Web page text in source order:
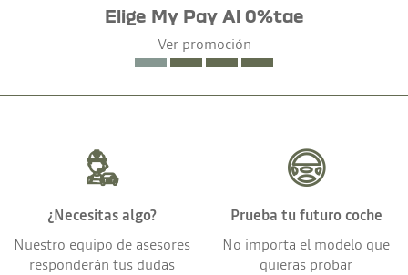
Elige My Pay Al 0%tae
Ver promoción
¿Necesitas algo?
Nuestro equipo de asesores
responderán tus dudas
Prueba tu futuro coche
No importa el modelo que
quieras probar